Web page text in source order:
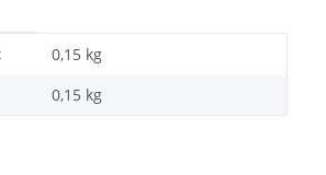
0,15 kg
0,15 kg